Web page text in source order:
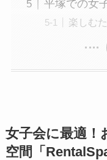
平塚での女
楽しむ
女子会に最適！
空間「